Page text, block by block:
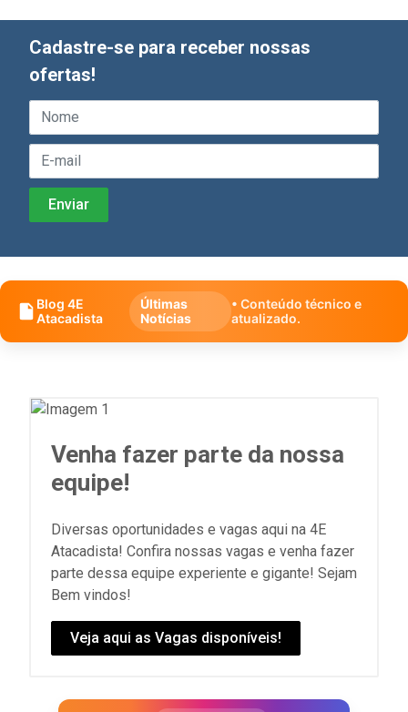
Cadastre-se para receber nossas
ofertas!
Blog 4E
Atacadista
Últimas
Notícias
• Conteúdo técnico e
atualizado.
Venha fazer parte da nossa
equipe!
Diversas oportunidades e vagas aqui na 4E
Atacadista! Confira nossas vagas e venha fazer
parte dessa equipe experiente e gigante! Sejam
Bem vindos!
Veja aqui as Vagas disponíveis!